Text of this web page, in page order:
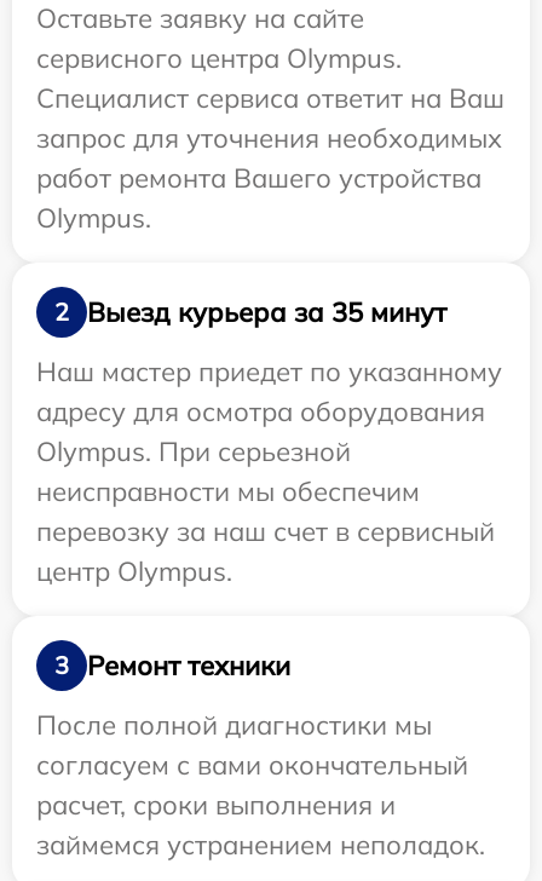
Оставьте заявку на сайте
сервисного центра Olympus.
Специалист сервиса ответит на Ваш
запрос для уточнения необходимых
работ ремонта Вашего устройства
Olympus.
2
Выезд курьера за 35 минут
Наш мастер приедет по указанному
адресу для осмотра оборудования
Olympus. При серьезной
неисправности мы обеспечим
перевозку за наш счет в сервисный
центр Olympus.
3
Ремонт техники
После полной диагностики мы
согласуем с вами окончательный
расчет, сроки выполнения и
займемся устранением неполадок.